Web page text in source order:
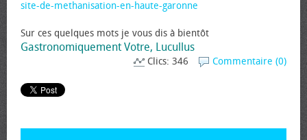
site-de-methanisation-en-haute-garonne
Sur ces quelques mots je vous dis à bientôt
Gastronomiquement Votre, Lucullus
Commentaire (0)
Clics: 346